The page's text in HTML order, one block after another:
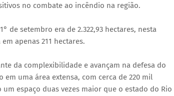
no combate ao incêndio na região.
de setembro era de 2.322,93 hectares, nesta
apenas 211 hectares.
da complexibilidade e avançam na defesa do
uma área extensa, com cerca de 220 mil
espaço duas vezes maior que o estado do Rio